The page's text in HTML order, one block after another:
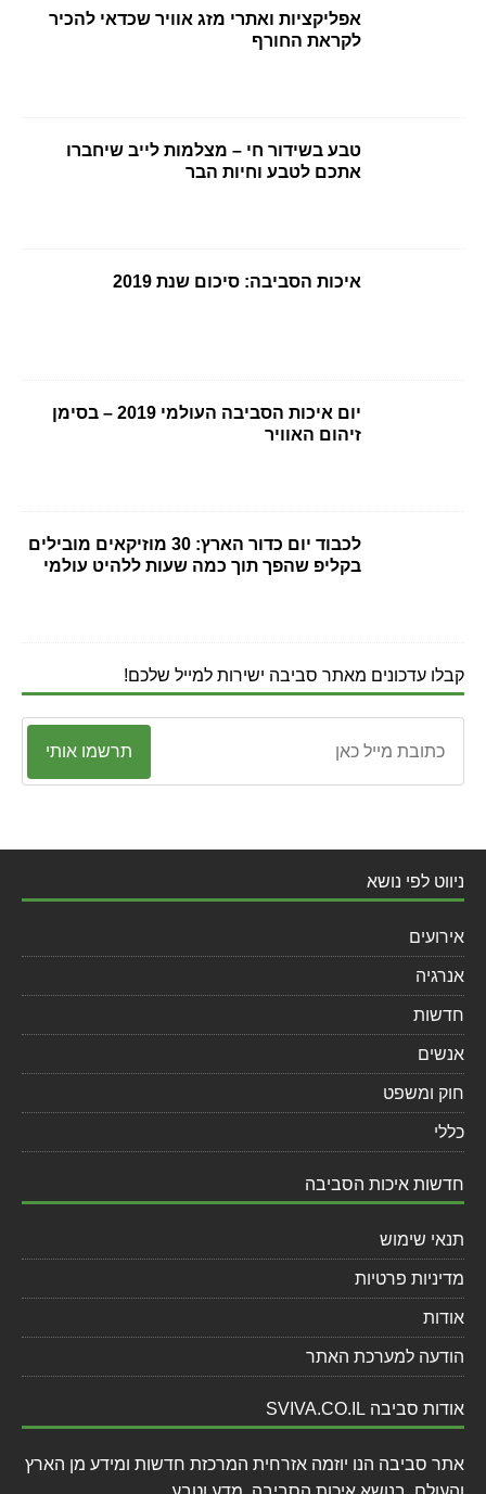
אפליקציות ואתרי מזג אוויר שכדאי להכיר
לקראת החורף
טבע בשידור חי – מצלמות לייב שיחברו
אתכם לטבע וחיות הבר
איכות הסביבה: סיכום שנת 2019
יום איכות הסביבה העולמי 2019 – בסימן
זיהום האוויר
לכבוד יום כדור הארץ: 30 מוזיקאים מובילים
בקליפ שהפך תוך כמה שעות ללהיט עולמי
קבלו עדכונים מאתר סביבה ישירות למייל שלכם!
תרשמו אותי
ניווט לפי נושא
אירועים
אנרגיה
חדשות
אנשים
חוק ומשפט
כללי
חדשות איכות הסביבה
תנאי שימוש
מדיניות פרטיות
אודות
הודעה למערכת האתר
אודות סביבה SVIVA.CO.IL
אתר סביבה הנו יוזמה אזרחית המרכזת חדשות ומידע מן הארץ